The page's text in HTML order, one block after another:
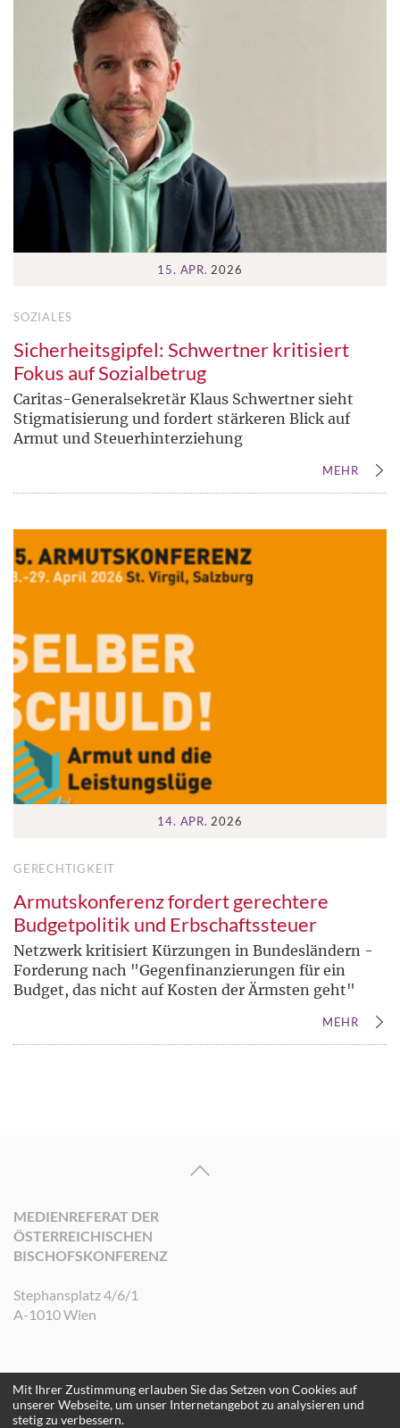
15. APR. 2026
SOZIALES
Sicherheitsgipfel: Schwertner kritisiert
Fokus auf Sozialbetrug
Caritas-Generalsekretär Klaus Schwertner sieht
Stigmatisierung und fordert stärkeren Blick auf
Armut und Steuerhinterziehung
MEHR
14. APR. 2026
GERECHTIGKEIT
Armutskonferenz fordert gerechtere
Budgetpolitik und Erbschaftssteuer
Netzwerk kritisiert Kürzungen in Bundesländern -
Forderung nach "Gegenfinanzierungen für ein
Budget, das nicht auf Kosten der Ärmsten geht"
MEHR
MEDIENREFERAT DER
ÖSTERREICHISCHEN
BISCHOFSKONFERENZ
Stephansplatz 4/6/1
A-1010 Wien
©2026 Medienreferat der Österreichischen Bischofskonferenz. Alle Rechte
vorbehalten.
Mit Ihrer Zustimmung erlauben Sie das Setzen von Cookies auf
unserer Webseite, um unser Internetangebot zu analysieren und
stetig zu verbessern.